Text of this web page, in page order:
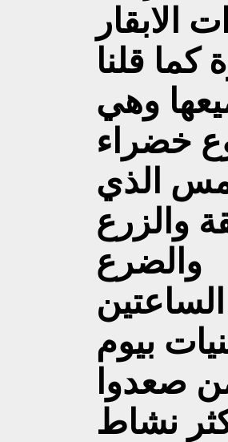
كما قلنا
وهي
خضراء
الذي
والزرع
والضرع
بيوم
صعدوا
نشاط